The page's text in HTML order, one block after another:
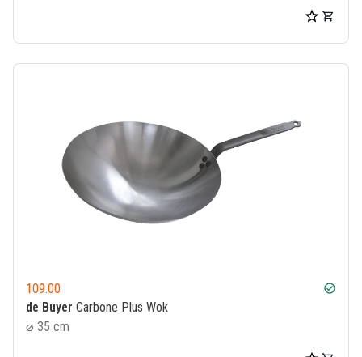
109.00 check_circle
de Buyer Carbone Plus Wok
⌀ 35 cm